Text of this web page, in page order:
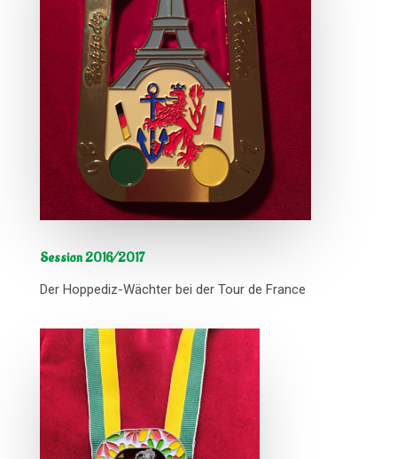
Session 2016/2017
Der Hoppediz-Wächter bei der Tour de France